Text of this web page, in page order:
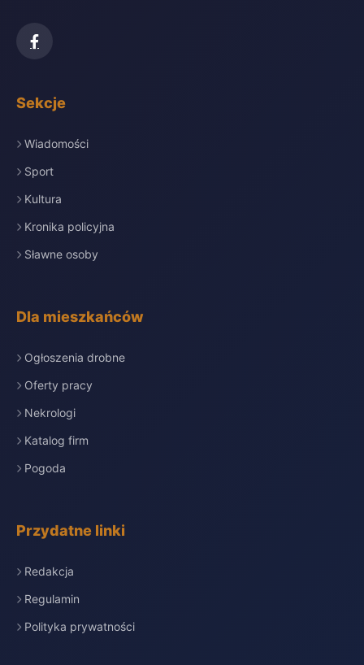
Sekcje
Wiadomości
Sport
Kultura
Kronika policyjna
Sławne osoby
Dla mieszkańców
Ogłoszenia drobne
Oferty pracy
Nekrologi
Katalog firm
Pogoda
Przydatne linki
Redakcja
Regulamin
Polityka prywatności